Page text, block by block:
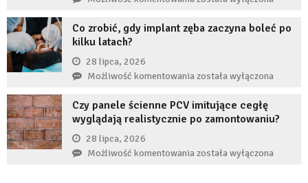
implantem?
wykorzystują
żeby
wiarygodność
produktu?
Co zrobić, gdy implant zęba zaczyna boleć po
kilku latach?
28 lipca, 2026
Możliwość komentowaniaCo
gdy
implant
zaczyna
została wyłączona
Czy panele ścienne PCV imitujące cegłę
wyglądają realistycznie po zamontowaniu?
28 lipca, 2026
Możliwość komentowaniaCzy
została wyłączona